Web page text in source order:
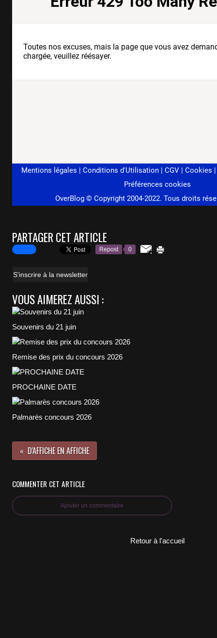
PARTAGER CET ARTICLE
Repost 0
S'inscrire à la newsletter
VOUS AIMEREZ AUSSI :
Souvenirs du 21 juin
Remise des prix du concours 2026
PROCHAINE DATE
Palmarès concours 2026
D'AFFICHE EN AFFICHE
COMMENTER CET ARTICLE
Ajouter un commentaire
Retour à l'accueil